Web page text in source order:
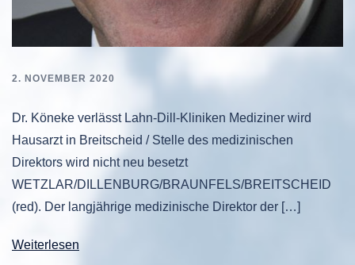
2. NOVEMBER 2020
Dr. Köneke verlässt Lahn-Dill-Kliniken Mediziner wird
Hausarzt in Breitscheid / Stelle des medizinischen
Direktors wird nicht neu besetzt
WETZLAR/DILLENBURG/BRAUNFELS/BREITSCHEID
(red). Der langjährige medizinische Direktor der […]
Weiterlesen